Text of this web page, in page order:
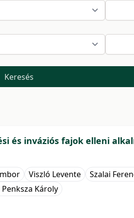
Keresés
és inváziós fajok elleni
Viszló Levente Szalai
Penksza Károly